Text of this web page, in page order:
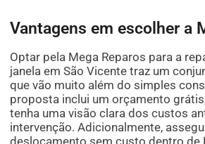
Vantagens em escolher a
Optar pela Mega Reparos para a
janela em São Vicente traz um
que vão muito além do simples
proposta inclui um orçamento
tenha uma visão clara dos custos
intervenção. Adicionalmente,